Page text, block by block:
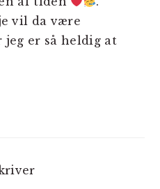
vil da være
er så heldig at